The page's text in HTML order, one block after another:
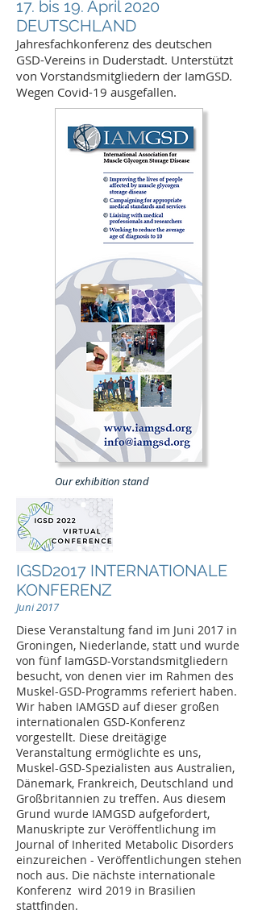
17. bis 19. April 2020
DEUTSCHLAND
Jahresfachkonferenz des deutschen
GSD-Vereins in Duderstadt. Unterstützt
von Vorstandsmitgliedern der IamGSD.
Wegen Covid-19 ausgefallen.
Our exhibition stand
IGSD2017 INTERNATIONALE
KONFERENZ
Juni 2017
Diese Veranstaltung fand im Juni 2017 in
Groningen, Niederlande, statt und wurde
von fünf IamGSD-Vorstandsmitgliedern
besucht, von denen vier im Rahmen des
Muskel-GSD-Programms referiert haben.
Wir haben IAMGSD auf dieser großen
internationalen GSD-Konferenz
vorgestellt. Diese dreitägige
Veranstaltung ermöglichte es uns,
Muskel-GSD-Spezialisten aus Australien,
Dänemark, Frankreich, Deutschland und
Großbritannien zu treffen. Aus diesem
Grund wurde IAMGSD aufgefordert,
Manuskripte zur Veröffentlichung im
Journal of Inherited Metabolic Disorders
einzureichen - Veröffentlichungen stehen
noch aus. Die nächste internationale
Konferenz wird 2019 in Brasilien
stattfinden.